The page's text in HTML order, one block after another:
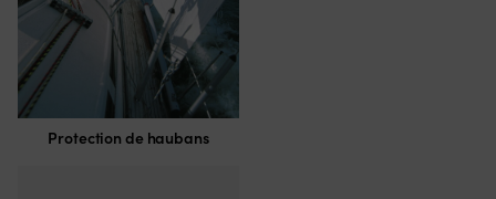
Protection de haubans